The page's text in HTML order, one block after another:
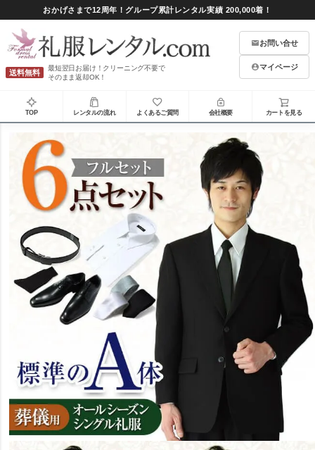
おかげさまで12周年！グループ累計レンタル実績 200,000着！
送料無料
最短翌日お届け！クリーニング不要で
そのまま返却OK！
お問い合せ
マイページ
TOP レンタルの流れ よくあるご質問 会社概要 カートを見る